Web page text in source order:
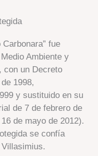
fue
Ambiente y
con un Decreto
1998,
y sustituido en su
de 7 de febrero de
de mayo de 2012).
se confía